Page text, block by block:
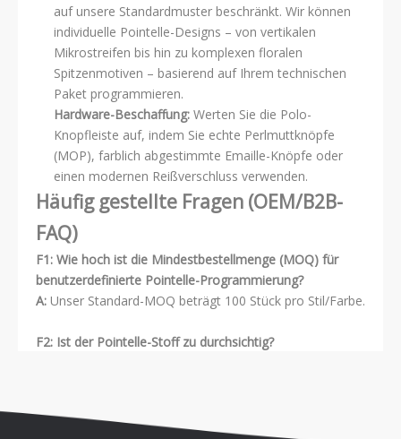
auf unsere Standardmuster beschränkt. Wir können
individuelle Pointelle-Designs – von vertikalen
Mikrostreifen bis hin zu komplexen floralen
Spitzenmotiven – basierend auf Ihrem technischen
Paket programmieren.
Hardware-Beschaffung: Werten Sie die Polo-
Knopfleiste auf, indem Sie echte Perlmuttknöpfe
(MOP), farblich abgestimmte Emaille-Knöpfe oder
einen modernen Reißverschluss verwenden.
Häufig gestellte Fragen (OEM/B2B-
FAQ)
F1: Wie hoch ist die Mindestbestellmenge (MOQ) für
benutzerdefinierte Pointelle-Programmierung?
A: Unser Standard-MOQ beträgt 100 Stück pro Stil/Farbe.
F2: Ist der Pointelle-Stoff zu durchsichtig?
einfarbigen Camisole, einem Bralette oder sogar